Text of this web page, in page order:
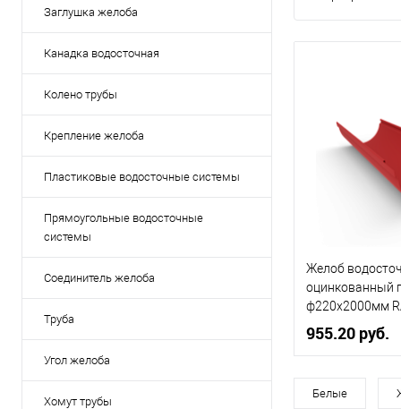
Заглушка желоба
Канадка водосточная
Колено трубы
Крепление желоба
Пластиковые водосточные системы
Прямоугольные водосточные
системы
Соединитель желоба
Труба
Угол желоба
Хомут трубы
Желоб
оцинкованный
ф220х2000мм
955.20 руб.
Диаметр, мм
Белые